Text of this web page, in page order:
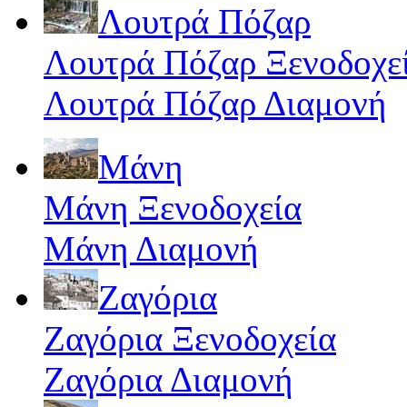
Λουτρά Πόζαρ
Λουτρά Πόζαρ
Λουτρά Πόζαρ Διαμονή
Μάνη
Μάνη Ξενοδοχεία
Μάνη Διαμονή
Ζαγόρια
Ζαγόρια Ξενοδοχεία
Ζαγόρια Διαμονή